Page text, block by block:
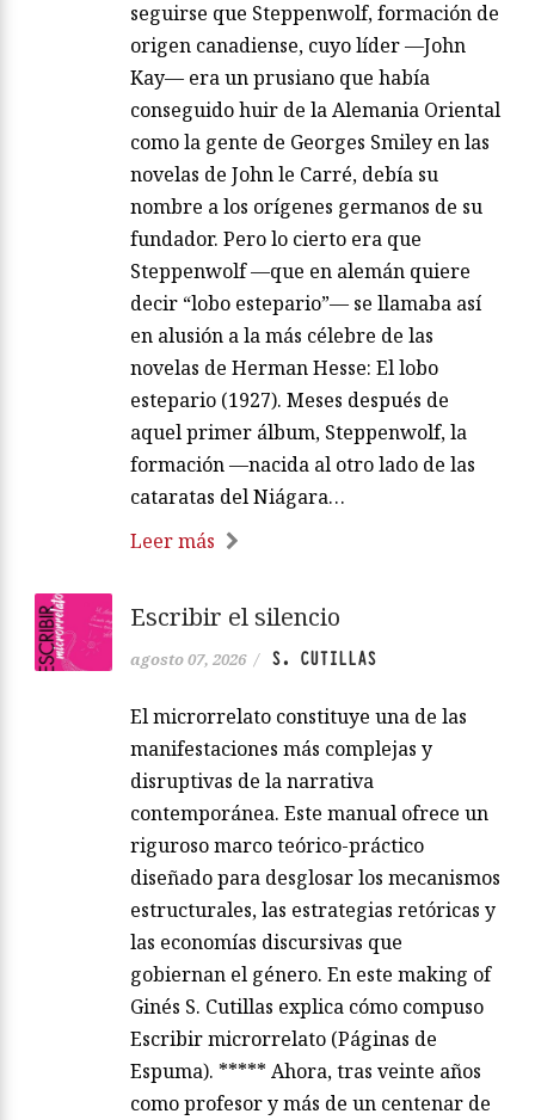
seguirse que Steppenwolf, formación de
origen canadiense, cuyo líder —John
Kay— era un prusiano que había
conseguido huir de la Alemania Oriental
como la gente de Georges Smiley en las
novelas de John le Carré, debía su
nombre a los orígenes germanos de su
fundador. Pero lo cierto era que
Steppenwolf —que en alemán quiere
decir “lobo estepario”— se llamaba así
en alusión a la más célebre de las
novelas de Herman Hesse: El lobo
estepario (1927). Meses después de
aquel primer álbum, Steppenwolf, la
formación —nacida al otro lado de las
cataratas del Niágara…
Leer más
Escribir el silencio
agosto 07, 2026 / S. CUTILLAS
El microrrelato constituye una de las
manifestaciones más complejas y
disruptivas de la narrativa
contemporánea. Este manual ofrece un
riguroso marco teórico-práctico
diseñado para desglosar los mecanismos
estructurales, las estrategias retóricas y
las economías discursivas que
gobiernan el género. En este making of
Ginés S. Cutillas explica cómo compuso
Escribir microrrelato (Páginas de
Espuma). ***** Ahora, tras veinte años
como profesor y más de un centenar de